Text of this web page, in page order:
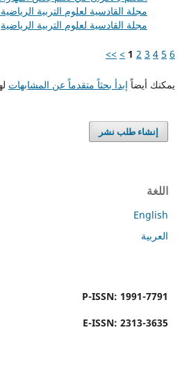
مجلة القادسية لعلوم التربية الرياضية
1 2 3 4 5 6
>
>>
يمكنك أيضاً إبدأ بحثاً متقدماً عن المشابهات
إنشاء طلب نشر
اللغة
English
العربية
P-ISSN: 1991-7791
E-ISSN: 2313-3635